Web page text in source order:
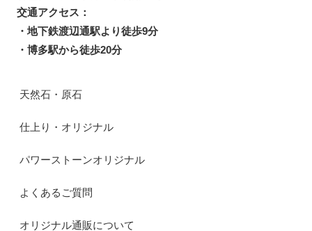
交通アクセス：
・地下鉄渡辺通駅より徒歩9分
・博多駅から徒歩20分
天然石・原石
仕上り・オリジナル
パワーストーンオリジナル
よくあるご質問
オリジナル通販について